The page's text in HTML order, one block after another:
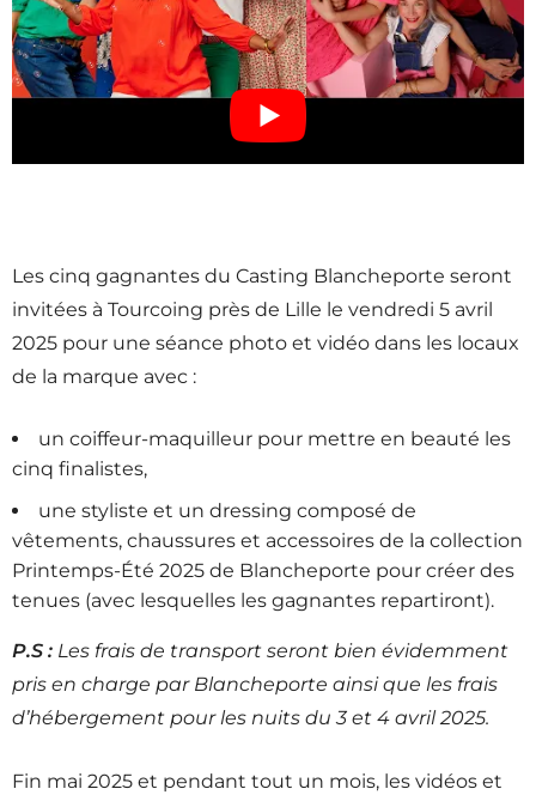
Les cinq gagnantes du Casting Blancheporte seront
invitées à Tourcoing près de Lille le vendredi 5 avril
2025 pour une séance photo et vidéo dans les locaux
de la marque avec :
un coiffeur-maquilleur pour mettre en beauté les
cinq finalistes,
une styliste et un dressing composé de
vêtements, chaussures et accessoires de la collection
Printemps-Été 2025 de Blancheporte pour créer des
tenues (avec lesquelles les gagnantes repartiront).
P.S : Les frais de transport seront bien évidemment
pris en charge par Blancheporte ainsi que les frais
d’hébergement pour les nuits du 3 et 4 avril 2025.
Fin mai 2025 et pendant tout un mois, les vidéos et